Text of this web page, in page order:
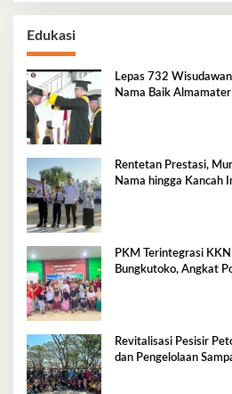
Edukasi
Lepas 732
Nama Baik
Rentetan Prestasi,
Nama hingga Kancah
PKM Terintegrasi
Bungkutoko, Angkat
Revitalisasi Pesisir
dan Pengelolaan